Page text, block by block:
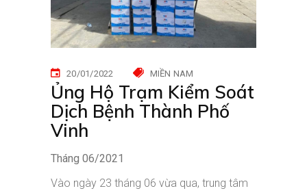
20/01/2022 MIỀN NAM
Ủng Hộ Trạm Kiểm Soát
Dịch Bệnh Thành Phố
Vinh
Tháng 06/2021
Vào ngày 23 tháng 06 vừa qua, trung tâm